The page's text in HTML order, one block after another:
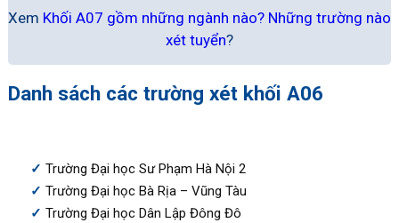
Xem Khối A07 gồm những ngành nào? Những trường nào
xét tuyển?
Danh sách các trường xét khối A06
Trường Đại học Sư Phạm Hà Nội 2
Trường Đại học Bà Rịa – Vũng Tàu
Trường Đại học Dân Lập Đông Đô